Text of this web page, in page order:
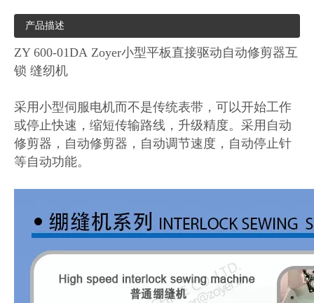
产品描述
ZY 600-01DA Zoyer小型平板直接驱动自动修剪器互
锁 缝纫机
采用小型伺服电机而不是传统表带，可以开始工作
或停止快速，缩短传输路线，升级精度。采用自动
修剪器，自动修剪器，自动调节速度，自动停止针
等自动功能。